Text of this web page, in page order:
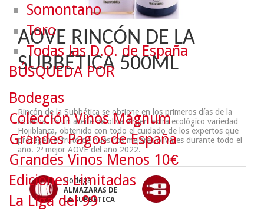
AOVE RINCÓN DE LA
SUBBÉTICA 500ML
Rincón de la Subbética se obtiene en los primeros días de la
cosecha. Es un aceite de oliva virgen extra ecológico variedad
Hojiblanca, obtenido con todo el cuidado de los expertos que
protegen el fruto de nuestros mejores olivares durante todo el
año. 2º mejor AOVE del año 2022.
Bodega :
ALMAZARAS DE
LA SUBBÉTICA
Somontano
Toro
Todas las D.O. de España
BÚSQUEDA POR
Bodegas
Colección Vinos Mágnum
Grandes Pagos de España
Grandes Vinos Menos 10€
Ediciones Limitadas
La Liga del 99